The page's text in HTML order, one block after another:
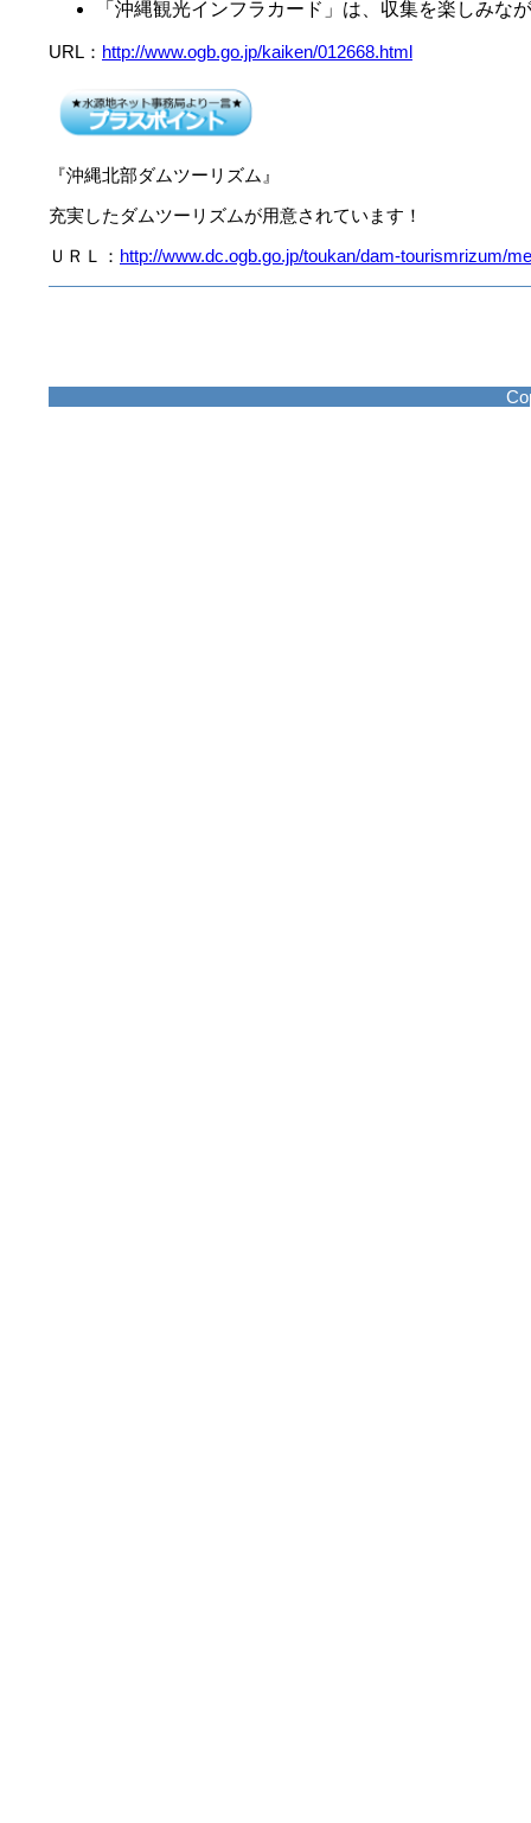
「沖縄観光インフラカード」は、収集を楽しみ
URL： http://www.ogb.go.jp/kaiken/012668.html
『沖縄北部ダムツーリズム』
充実したダムツーリズムが用意されています！
ＵＲＬ： http://www.dc.ogb.go.jp/toukan/dam-tourismrizum/